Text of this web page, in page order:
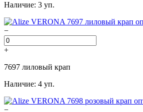
Наличие: 3 уп.
−
+
7697 лиловый крап
Наличие: 4 уп.
−